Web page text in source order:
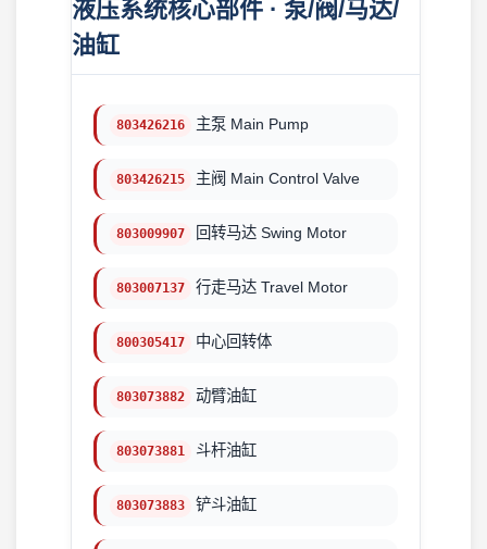
液压系统核心部件 · 泵/阀/马达/
油缸
803426216 主泵 Main Pump
803426215 主阀 Main Control Valve
803009907 回转马达 Swing Motor
803007137 行走马达 Travel Motor
800305417 中心回转体
803073882 动臂油缸
803073881 斗杆油缸
803073883 铲斗油缸